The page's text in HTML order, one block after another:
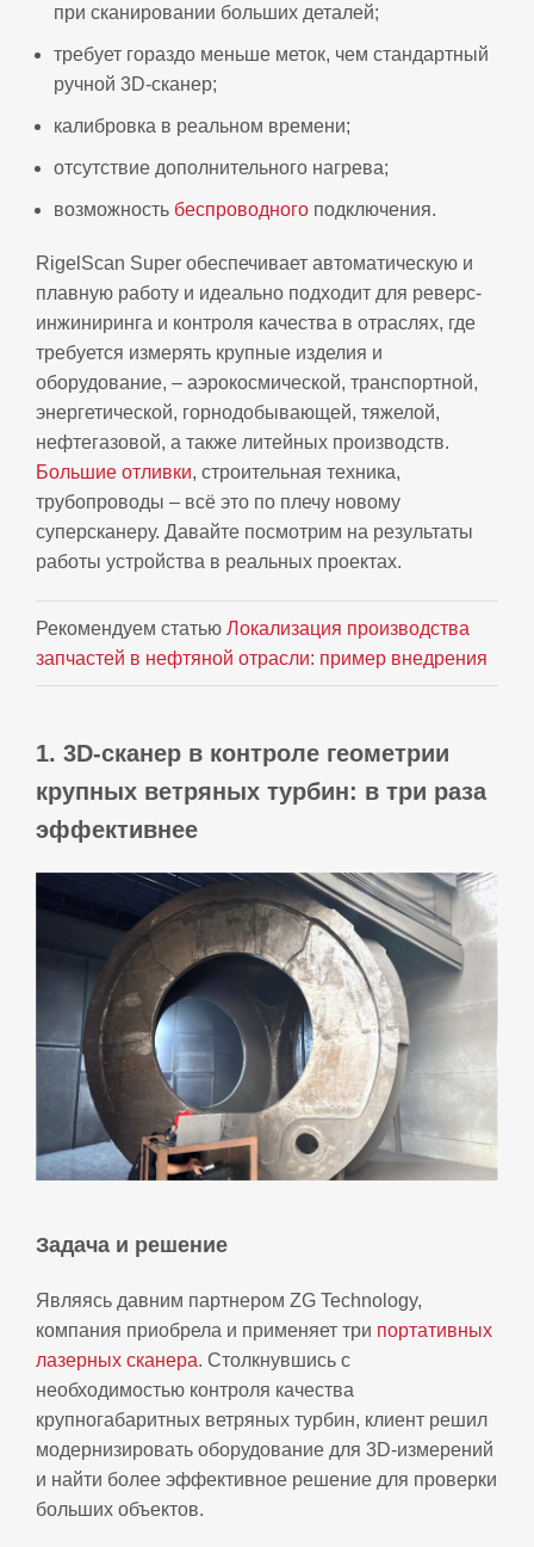
при сканировании больших деталей;
требует гораздо меньше меток, чем стандартный
ручной 3D‑сканер;
калибровка в реальном времени;
отсутствие дополнительного нагрева;
возможность беспроводного подключения.
RigelScan Super обеспечивает автоматическую и
плавную работу и идеально подходит для реверс-
инжиниринга и контроля качества в отраслях, где
требуется измерять крупные изделия и
оборудование, – аэрокосмической, транспортной,
энергетической, горнодобывающей, тяжелой,
нефтегазовой, а также литейных производств.
Большие отливки, строительная техника,
трубопроводы – всё это по плечу новому
суперсканеру. Давайте посмотрим на результаты
работы устройства в реальных проектах.
Рекомендуем статью Локализация производства
запчастей в нефтяной отрасли: пример внедрения
1. 3D‑сканер в контроле геометрии
крупных ветряных турбин: в три раза
эффективнее
Задача и решение
Являясь давним партнером ZG Technology,
компания приобрела и применяет три портативных
лазерных сканера. Столкнувшись с
необходимостью контроля качества
крупногабаритных ветряных турбин, клиент решил
модернизировать оборудование для 3D‑измерений
и найти более эффективное решение для проверки
больших объектов.